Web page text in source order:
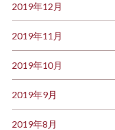
2019年12月
2019年11月
2019年10月
2019年9月
2019年8月